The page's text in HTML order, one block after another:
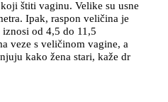
štiti vaginu. Velike su usne
Ipak, raspon veličina je
od 4,5 do 11,5
veze s veličinom vagine, a
kako žena stari, kaže dr